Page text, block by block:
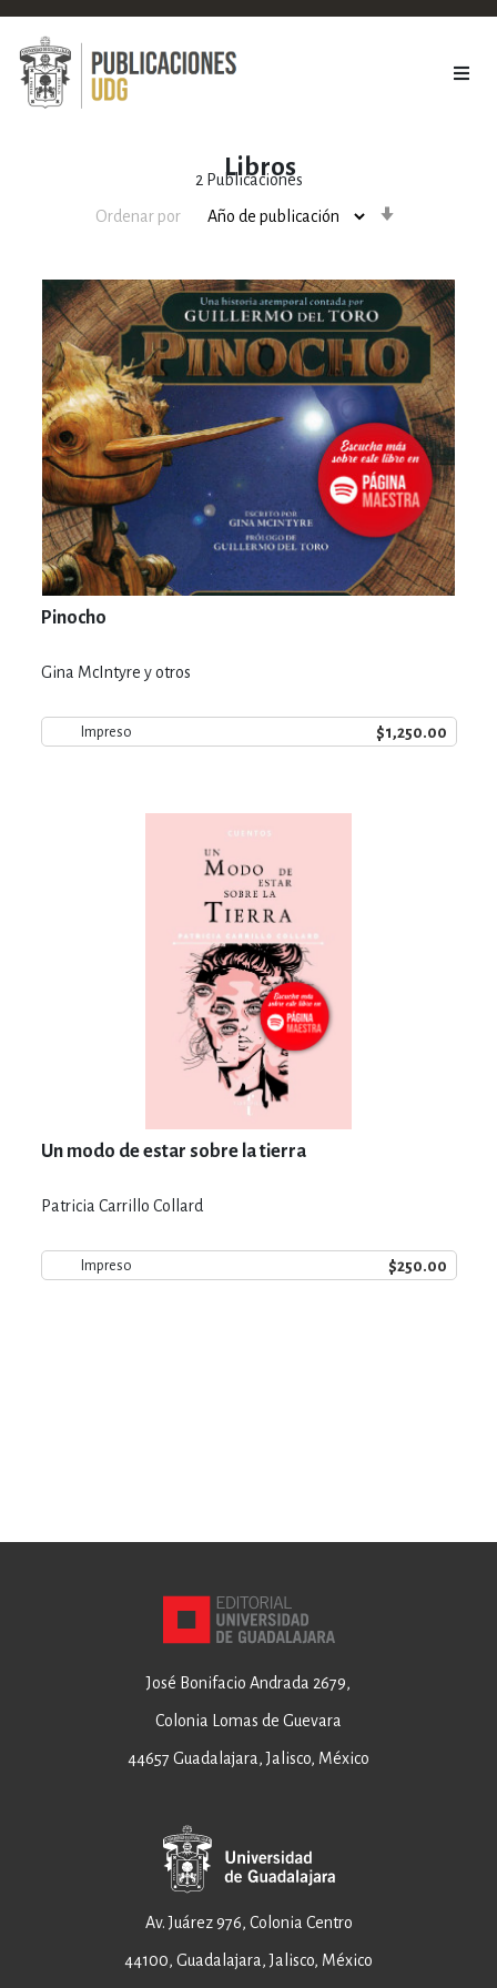
Libros
2 Publicaciones
Ordenar por
Pinocho
Gina McIntyre y otros
Impreso $1,250.00
Un modo de estar sobre la tierra
Patricia Carrillo Collard
Impreso $250.00
José Bonifacio Andrada 2679,
Colonia Lomas de Guevara
44657 Guadalajara, Jalisco, México
Av. Juárez 976, Colonia Centro
44100, Guadalajara, Jalisco, México